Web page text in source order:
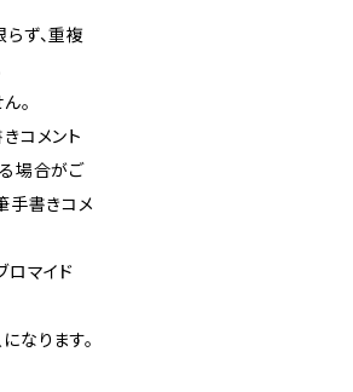
ず、重複
。
コメント
場合がご
手書きコメ
ロマイド
なります。